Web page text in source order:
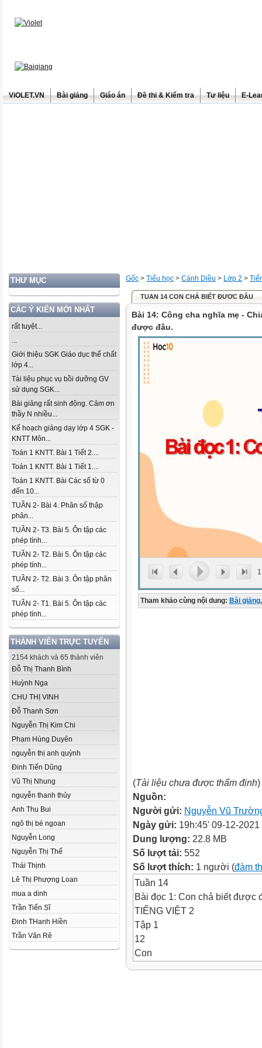
ViOLET.VN Bài giảng Giáo án Đề thi & Kiểm tra Tư liệu E-
THƯ MỤC
CÁC Ý KIẾN MỚI NHẤT
rất tuyệt...
...
Giới thiệu SGK Giáo dục thể chất
lớp 4...
Tài liệu phục vụ bồi dưỡng GV
sử dụng SGK...
Bài giảng rất sinh động. Cảm ơn
thầy N nhiều...
Kế hoạch giảng dạy lớp 4 SGK -
KNTT Môn...
Toán 1 KNTT. Bài 1 Tiết 2....
Toán 1 KNTT. Bài 1 Tiết 1....
Toán 1 KNTT. Bài Các số từ 0
đến 10...
TUẦN 2- Bài 4. Phân số thập
phân...
TUẦN 2- T3. Bài 5. Ôn tập các
phép tính...
TUẦN 2- T2. Bài 5. Ôn tập các
phép tính...
TUẦN 2- T2. Bài 3. Ôn tập phân
số...
TUẦN 2- T1. Bài 5. Ôn tập các
phép tính...
THÀNH VIÊN TRỰC TUYẾN
2154 khách và 65 thành viên
Đỗ Thị Thanh Bình
Huỳnh Nga
CHU THỊ VINH
Đỗ Thanh Sơn
Nguyễn Thị Kim Chi
Phạm Hùng Duyên
nguyễn thị anh quỳnh
Đinh Tiến Dũng
Vũ Thị Nhung
nguyễn thanh thủy
Anh Thu Bui
ngô thị bé ngoan
Nguyễn Long
Nguyễn Thị Thế
Thái Thịnh
Lê Thị Phượng Loan
mua a dinh
Trần Tiến Sĩ
Đinh THanh Hiền
Trần Văn Rê
Gốc > Tiểu học > Cánh Diều > Lớp 2 >
TUAN 14 CON CHẢ BIẾT ĐƯƠC ĐÂU
Bài 14: Công cha nghĩa mẹ -
được đâu.
1
Tham khảo cùng nội dung: Bài giảng,
(Tài liệu chưa được thẩm định)
Nguồn:
Người gửi: Nguyễn Vũ
Ngày gửi: 19h:45' 09-12-2021
Dung lượng: 22.8 MB
Số lượt tải: 552
Số lượt thích: 1 người (đàm
Tuần 14
Bài đọc 1: Con chả biết được
TIẾNG VIỆT 2
Tập 1
12
Con